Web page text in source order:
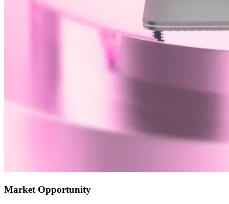
Market Opportunity